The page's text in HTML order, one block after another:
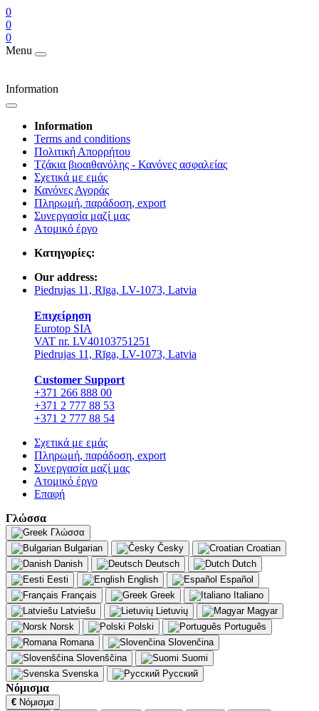
0
0
0
Menu
Information
Information
Terms and conditions
Πολιτική Απορρήτου
Τζάκια βιοαιθανόλης - Κανόνες ασφαλείας
Σχετικά με εμάς
Κανόνες Αγοράς
Πληρωμή, παράδοση, export
Συνεργασία μαζί μας
Ατομικό έργο
Κατηγορίες:
Our address:
Piedrujas 11, Rīga, LV-1073, Latvia
Επιχείρηση
Eurotop SIA
VAT nr. LV40103751251
Piedrujas 11, Rīga, LV-1073, Latvia
Сustomer Support
+371 266 888 00
+371 2 777 88 53
+371 2 777 88 54
Σχετικά με εμάς
Πληρωμή, παράδοση, export
Συνεργασία μαζί μας
Ατομικό έργο
Επαφή
Γλώσσα
Γλώσσα
Bulgarian
Česky
Croatian
Danish
Deutsch
Dutch
Eesti
English
Español
Français
Greek
Italiano
Latviešu
Lietuvių
Magyar
Norsk
Polski
Português
Romana
Slovenčina
Slovenščina
Suomi
Svenska
Русский
Νόμισμα
€ Νόμισμα